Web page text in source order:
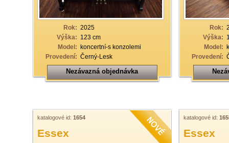
Rok: 2025
Výška: 123 cm
Model: koncertní-s konzolemi
Provedení: Černý-Lesk
Nezávazná objednávka
Rok:
Výška:
Model:
Provedení:
katalogové id: 1654
Essex
katalogové id:
Essex